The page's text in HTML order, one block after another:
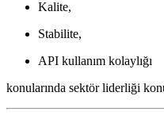
Kalite,
Stabilite,
API kullanım kolaylığı
konularında sektör liderliği